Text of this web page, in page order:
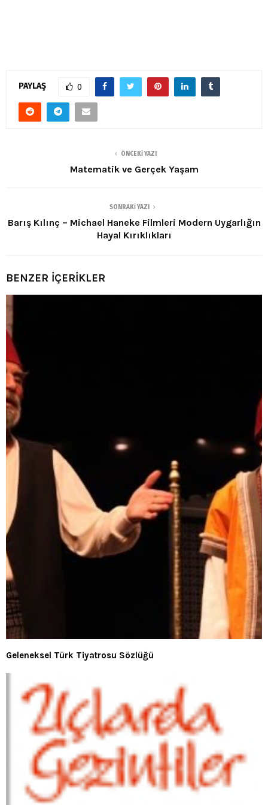
PAYLAŞ 0
ÖNCEKI YAZI
Matematik ve Gerçek Yaşam
SONRAKI YAZI
Barış Kılınç – Michael Haneke Filmleri Modern Uygarlığın
Hayal Kırıklıkları
BENZER İÇERİKLER
Geleneksel Türk Tiyatrosu Sözlüğü